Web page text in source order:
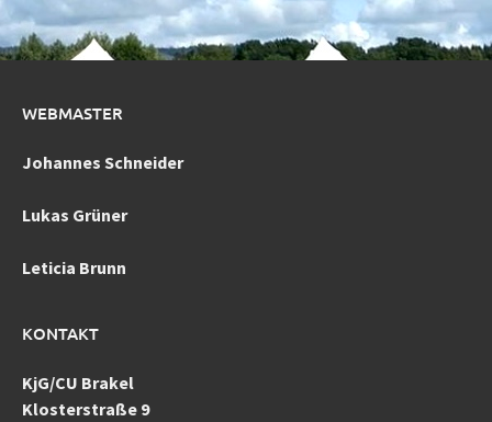
WEBMASTER
Johannes Schneider
Lukas Grüner
Leticia Brunn
KONTAKT
KjG/CU Brakel
Klosterstraße 9